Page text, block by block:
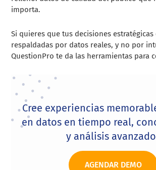
importa.
Si quieres que tus decisiones estratégicas
respaldadas por datos reales, y no por
QuestionPro te da las herramientas para
Cree experiencias
en datos en tiempo real,
y análisis
AGENDAR DEMO